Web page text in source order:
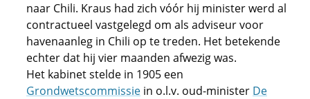
naar Chili. Kraus had zich vóór hij minister werd al
contractueel vastgelegd om als adviseur voor
havenaanleg in Chili op te treden. Het betekende
echter dat hij vier maanden afwezig was.
Het kabinet stelde in 1905 een
Grondwetscommissie in o.l.v. oud-minister De